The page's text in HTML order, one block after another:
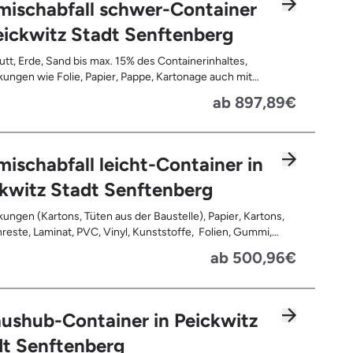
schwer-Container
Stadt Senftenberg
Erde, Sand bis max. 15% des Containerinhaltes,
wie Folie, Papier, Pappe, Kartonage auch mit
Gummi, Styropor, Holz (z.B. Spanplatten, Bauholz,
Restentleerte Gebinde wie Dosen, Fässer, Eimer,
ab 897,89€
leicht-Container in
Stadt Senftenberg
(Kartons, Tüten aus der Baustelle), Papier, Kartons,
Folien, Gummi,
Gardinen, Gipswände/ Trockenbauwände, Metalle,
des gesamten Containerinhalts
ab 500,96€
Container in Peickwitz
Senftenberg